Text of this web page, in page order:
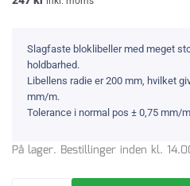
Slagfaste bloklibeller med meget
holdbarhed.
Libellens radie er 200 mm, hvilket
mm/m.
Tolerance i normal pos ± 0,75 mm/
På lager. Bestillinger inden kl.
Hultafors